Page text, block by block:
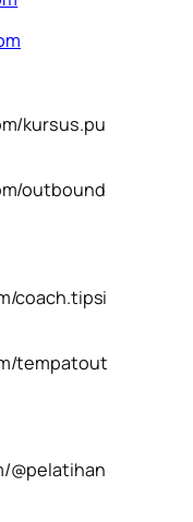
kursus.pu
outbound
coach.tipsi
tempatout
@pelatihan